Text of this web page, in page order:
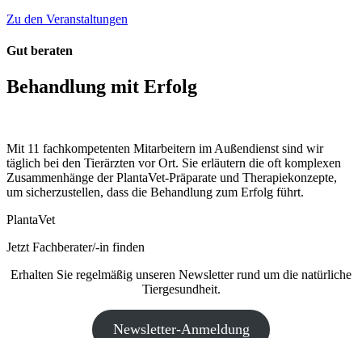
Zu den Veranstaltungen
Gut beraten
Behandlung mit Erfolg
Mit 11 fachkompetenten Mitarbeitern im Außendienst sind wir
täglich bei den Tierärzten vor Ort. Sie erläutern die oft komplexen
Zusammenhänge der PlantaVet-Präparate und Therapiekonzepte,
um sicherzustellen, dass die Behandlung zum Erfolg führt.
PlantaVet
Jetzt Fachberater/-in finden
Erhalten Sie regelmäßig unseren Newsletter rund um die natürliche
Tiergesundheit.
Newsletter-Anmeldung